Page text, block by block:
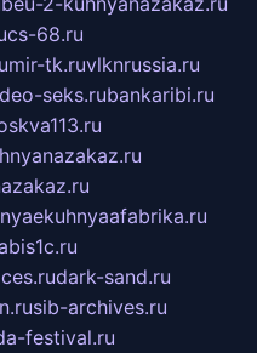
cs-68.ru
mir-tk.ruvlknrussia.ru
seks.rubankaribi.ru
dark-sand.ru
sib-archives.ru
festival.ru